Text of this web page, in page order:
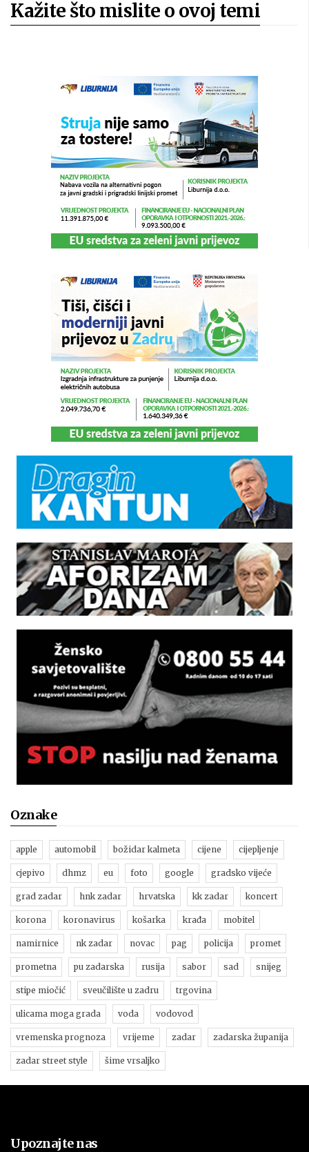
Kažite što mislite o ovoj temi
Oznake
apple automobil božidar kalmeta cijene cijepljenje
cjepivo dhmz eu foto google gradsko vijeće
grad zadar hnk zadar hrvatska kk zadar koncert
korona koronavirus košarka krađa mobitel
namirnice nk zadar novac pag policija promet
prometna pu zadarska rusija sabor sad snijeg
stipe miočić sveučilište u zadru trgovina
ulicama moga grada voda vodovod
vremenska prognoza vrijeme zadar zadarska županija
zadar street style šime vrsaljko
Upoznajte nas